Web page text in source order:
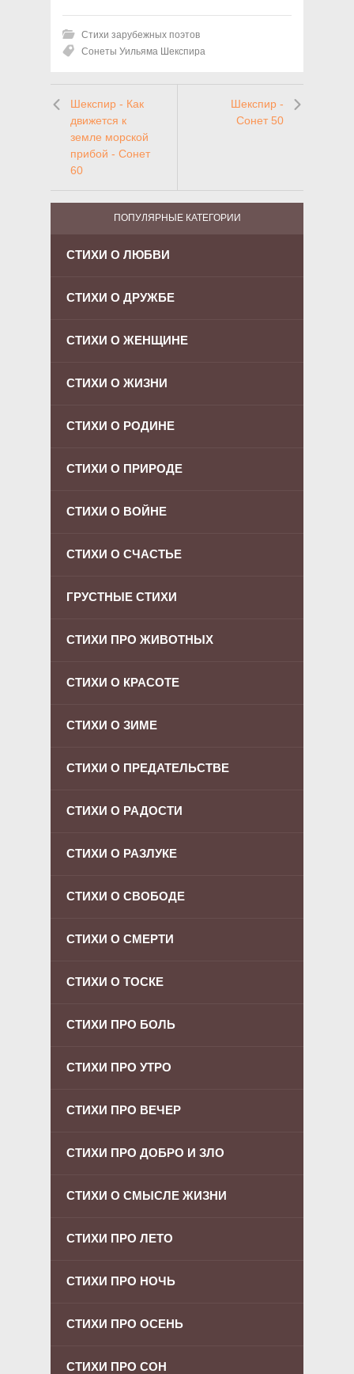
Стихи зарубежных поэтов
Сонеты Уильяма Шекспира
Шекспир - Как
движется к
земле морской
прибой - Сонет
60
Шекспир -
Сонет 50
ПОПУЛЯРНЫЕ КАТЕГОРИИ
СТИХИ О ЛЮБВИ
СТИХИ О ДРУЖБЕ
СТИХИ О ЖЕНЩИНЕ
СТИХИ О ЖИЗНИ
СТИХИ О РОДИНЕ
СТИХИ О ПРИРОДЕ
СТИХИ О ВОЙНЕ
СТИХИ О СЧАСТЬЕ
ГРУСТНЫЕ СТИХИ
СТИХИ ПРО ЖИВОТНЫХ
СТИХИ О КРАСОТЕ
СТИХИ О ЗИМЕ
СТИХИ О ПРЕДАТЕЛЬСТВЕ
СТИХИ О РАДОСТИ
СТИХИ О РАЗЛУКЕ
СТИХИ О СВОБОДЕ
СТИХИ О СМЕРТИ
СТИХИ О ТОСКЕ
СТИХИ ПРО БОЛЬ
СТИХИ ПРО УТРО
СТИХИ ПРО ВЕЧЕР
СТИХИ ПРО ДОБРО И ЗЛО
СТИХИ О СМЫСЛЕ ЖИЗНИ
СТИХИ ПРО ЛЕТО
СТИХИ ПРО НОЧЬ
СТИХИ ПРО ОСЕНЬ
СТИХИ ПРО СОН